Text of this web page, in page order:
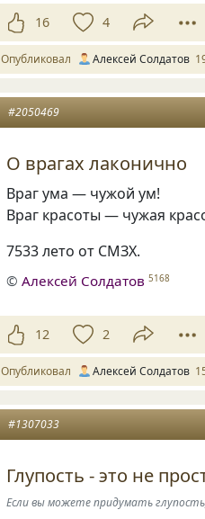
16 4
Опубликовал Алексей Солдатов
#2050469
О врагах лаконично
Враг ума — чужой ум!
Враг красоты — чужая
7533 лето от СМЗХ.
©Алексей Солдатов 5168
12 2
Опубликовал Алексей Солдатов
#1307033
Глупость - это не
Если вы можете придумать